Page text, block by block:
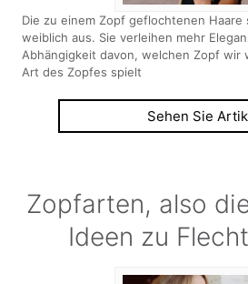
Die zu einem Zopf geflochtenen
weiblich aus. Sie verleihen mehr
Abhängigkeit davon, welchen Zopf wir
Art des Zopfes spielt
Sehen Sie
Zopfarten, also
Ideen zu